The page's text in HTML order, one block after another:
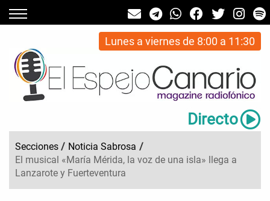
Lunes a viernes de 8:00 a 11:30
Directo
Secciones / Noticia Sabrosa /
El musical «María Mérida, la voz de una isla» llega a
Lanzarote y Fuerteventura